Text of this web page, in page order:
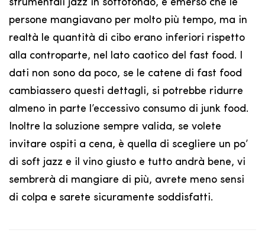
strumentali jazz in sottofondo, è emerso che le
persone mangiavano per molto più tempo, ma in
realtà le quantità di cibo erano inferiori rispetto
alla controparte, nel lato caotico del fast food. I
dati non sono da poco, se le catene di fast food
cambiassero questi dettagli, si potrebbe ridurre
almeno in parte l’eccessivo consumo di junk food.
Inoltre la soluzione sempre valida, se volete
invitare ospiti a cena, è quella di scegliere un po’
di soft jazz e il vino giusto e tutto andrà bene, vi
sembrerà di mangiare di più, avrete meno sensi
di colpa e sarete sicuramente soddisfatti.